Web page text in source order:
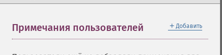
＋ Добавить
Примечания пользователей